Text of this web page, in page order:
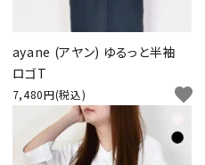
ayane (アヤン) ゆるっと半袖
ロゴT
7,480円(税込) favorite